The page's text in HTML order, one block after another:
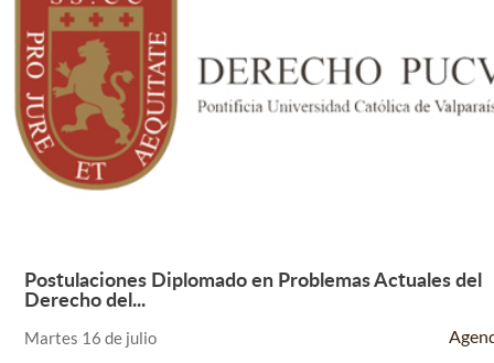
Leer Más +
Postulaciones Diplomado en Problemas Actuales del
Derecho del...
Martes 16 de julio